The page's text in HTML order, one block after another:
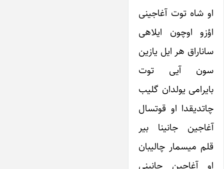
او شاه توت آغاجینی
اؤزو اوچون ایلاهی
ساناراق هر ایل یازین
سون آیی توت
بایرامی یولدان گلیب
چاتدیقدا او قوتسال
آغاجین جانینا بیر
قلم میسمار چالیبان
او آغاجین جانینی